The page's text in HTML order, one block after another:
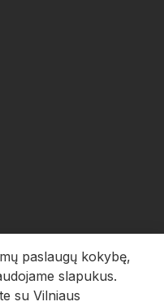
paslaugų kokybę,
slapukus.
su Vilniaus